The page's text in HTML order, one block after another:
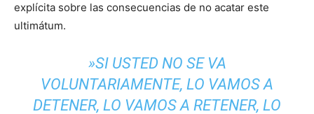
explícita sobre las consecuencias de no acatar este
ultimátum.
​»SI USTED NO SE VA
VOLUNTARIAMENTE, LO VAMOS A
DETENER, LO VAMOS A RETENER, LO